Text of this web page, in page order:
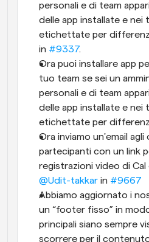
personali e di team
delle app installate e nei
etichettate per
in #9337.
Ora puoi installare app
tuo team se sei un
personali e di team
delle app installate e nei
etichettate per
Ora inviamo un'email
partecipanti con un link
@Udit-takkar in #9667
Abbiamo aggiornato i
un “footer fisso” in
principali siano sempre
scorrere per il